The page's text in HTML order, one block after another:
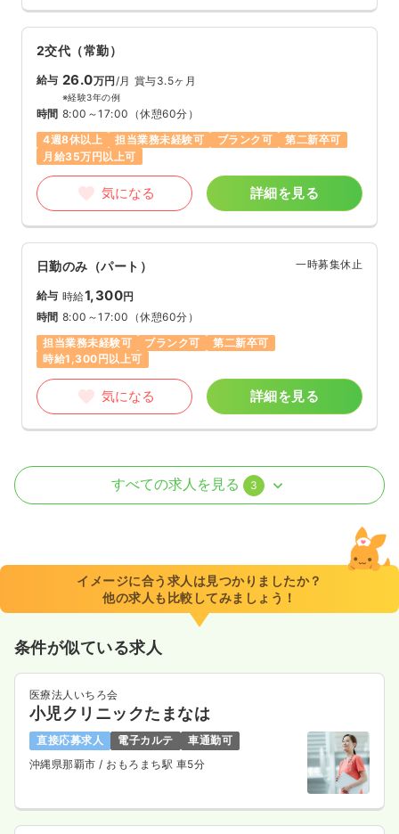
2交代（常勤）
給与 26.0万円/月 賞与3.5ヶ月
※経験3年の例
時間 8:00～17:00 （休憩60分）
4週8休以上
担当業務未経験可 ブランク可
第二新卒可
月給35万円以上可
気になる 詳細を見る
日勤のみ（パート） 一時募集休止
給与 時給1,300円
時間 8:00～17:00 （休憩60分）
担当業務未経験可
ブランク可
第二新卒可
時給1,300円以上可
気になる 詳細を見る
外来 正・准看護師
8:30～17:30
日祝休み
4週8休以上 ブランク可
第二新卒可
日勤のみ（パート）
給与 時給 1,300円
日祝休み
ブランク可 第二新卒可 時給1,300円以上可
すべての求人を見る 3
イメージに合う求人は見つかりましたか？
他の求人も比較してみましょう！
条件が似ている求人
医療法人いちろ会
小児クリニックたまなは
直接応募求人 電子カルテ
車通勤可
沖縄県那覇市 / おもろまち駅 車5分